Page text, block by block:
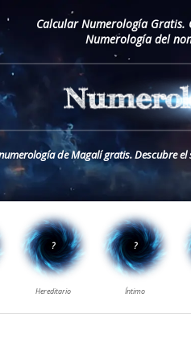
Calcular Numerología Gratis.
Numerología del
de Magalí gratis. Descubre